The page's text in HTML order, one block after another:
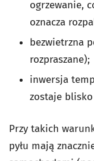
ogrzewanie,
oznacza
bezwietrzna
rozpraszane);
inwersja
zostaje
Przy takich
pyłu mają